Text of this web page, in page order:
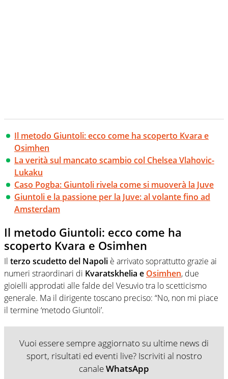
Il metodo Giuntoli: ecco come ha scoperto Kvara e
Osimhen
La verità sul mancato scambio col Chelsea Vlahovic-
Lukaku
Caso Pogba: Giuntoli rivela come si muoverà la Juve
Giuntoli e la passione per la Juve: al volante fino ad
Amsterdam
Il metodo Giuntoli: ecco come ha
scoperto Kvara e Osimhen
Il terzo scudetto del Napoli è arrivato soprattutto grazie ai
numeri straordinari di Kvaratskhelia e Osimhen, due
gioielli approdati alle falde del Vesuvio tra lo scetticismo
generale. Ma il dirigente toscano preciso: “No, non mi piace
il termine ‘metodo Giuntoli’.
Vuoi essere sempre aggiornato su ultime news di
sport, risultati ed eventi live? Iscriviti al nostro
canaleWhatsApp